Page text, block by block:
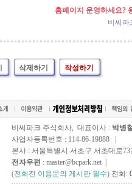
홈페이지 운영하세요?
비씨파
삭제하기 작성하기
비씨파크 주식회사, 대표이사 : 박병
사업자등록번호 : 114-86-19888 |
본사 : 서울특별시 서초구 서초대로73
전자우편 : master@bcpark.net |
(전화전 이용문의 게시판 필수) 전화: